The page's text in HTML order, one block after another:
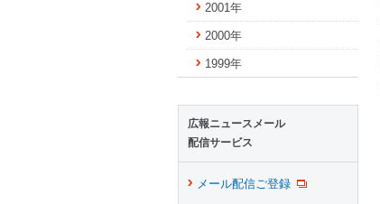
2001年
2000年
1999年
広報ニュースメール
配信サービス
メール配信ご登録